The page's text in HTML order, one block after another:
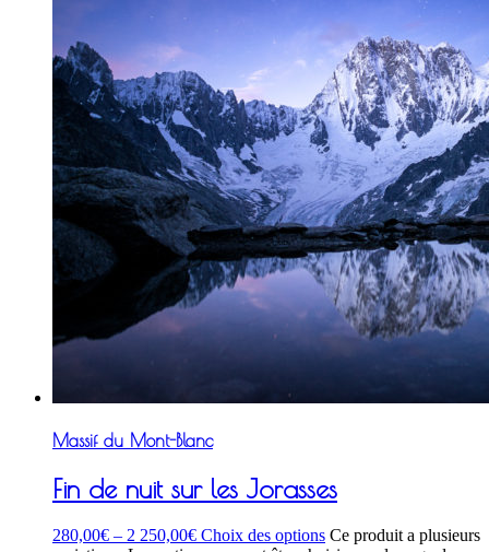
Massif du Mont-Blanc
Fin de nuit sur les Jorasses
280,00€ – 2 250,00€ Choix des options Ce produit a plusieurs